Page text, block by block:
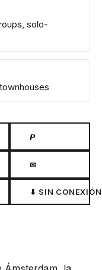
solo-
𝙋
✉
⬇ SIN CONEXIÓN